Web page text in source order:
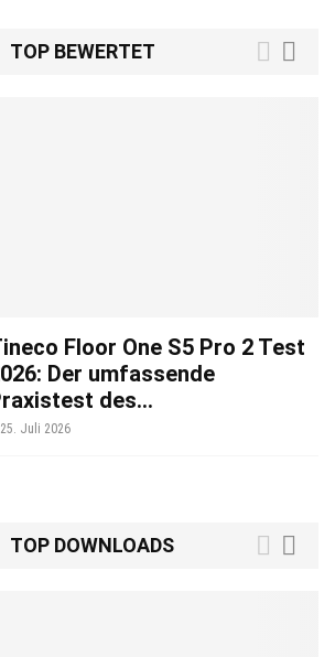
TOP BEWERTET
Floor One S5 Pro 2 Test
Der umfassende
des...
25. Juli 2026
TOP DOWNLOADS